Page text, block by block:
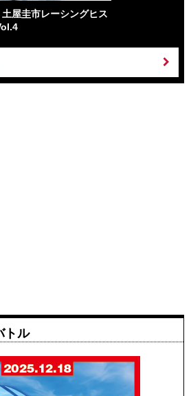
土屋圭市レーシングヒス
トル